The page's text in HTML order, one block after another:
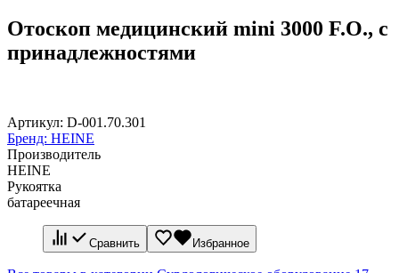
Отоскоп медицинский mini 3000 F.O., c
принадлежностями
Артикул: D-001.70.301
Бренд: HEINE
Производитель
HEINE
Рукоятка
батареечная
Сравнить Избранное